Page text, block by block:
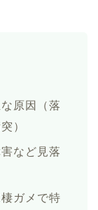
原因（落
）
など見落
ガメで特